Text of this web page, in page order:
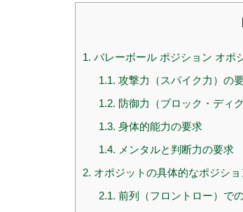
1. バレーボール ポジション オポ
1.1. 攻撃力（スパイク力）の
1.2. 防御力（ブロック・ディ
1.3. 身体的能力の要求
1.4. メンタルと判断力の要求
2. オポジットの具体的なポジシ
2.1. 前列（フロントロー）で